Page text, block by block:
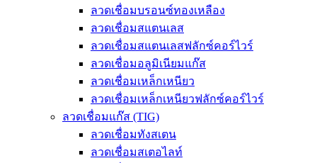
ลวดเชื่อมบรอนซ์ทองเหลือง
ลวดเชื่อมสแตนเลส
ลวดเชื่อมสแตนเลสฟลักซ์คอร์ไวร์
ลวดเชื่อมอลูมิเนียมแก๊ส
ลวดเชื่อมเหล็กเหนียว
ลวดเชื่อมเหล็กเหนียวฟลักซ์คอร์ไวร์
ลวดเชื่อมแก๊ส (TIG)
ลวดเชื่อมทังสเตน
ลวดเชื่อมสเตอไลท์